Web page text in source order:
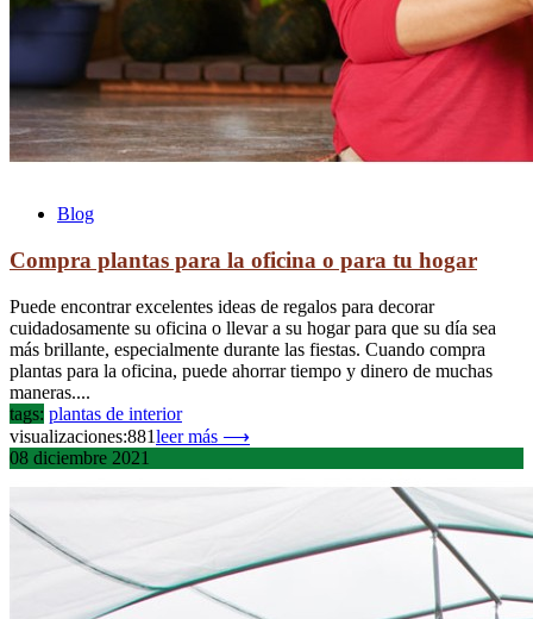
Blog
Compra plantas para la oficina o para tu hogar
Puede encontrar excelentes ideas de regalos para decorar
cuidadosamente su oficina o llevar a su hogar para que su día sea
más brillante, especialmente durante las fiestas. Cuando compra
plantas para la oficina, puede ahorrar tiempo y dinero de muchas
maneras....
tags: plantas de interior
visualizaciones:881leer más ⟶
08 diciembre 2021